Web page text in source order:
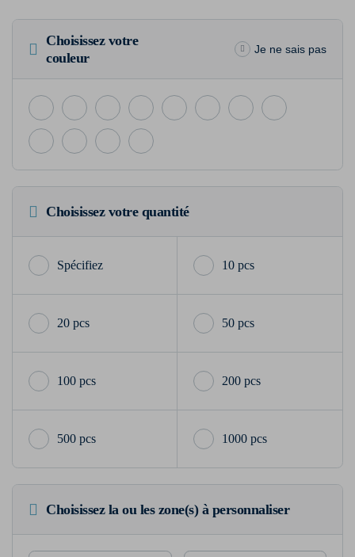
Choisissez votre
couleur
Je ne sais pas
Choisissez votre quantité
10 pcs
20 pcs 50 pcs
100 pcs 200 pcs
500 pcs 1000 pcs
Choisissez la ou les zone(s) à personnaliser